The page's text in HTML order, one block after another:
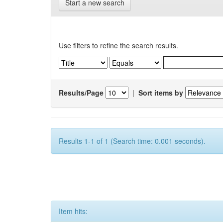
Start a new search
Use filters to refine the search results.
Results/Page | Sort items by
Results 1-1 of 1 (Search time: 0.001 seconds).
Item hits: